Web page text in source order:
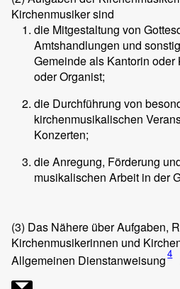
Kirchenmusiker sind
die Mitgestaltung von
Amtshandlungen und
Gemeinde als Kantorin oder
oder Organist;
die Durchführung von
kirchenmusikalischen
Konzerten;
die Anregung, Förderung
musikalischen Arbeit in der
(3) Das Nähere über Aufgaben,
Kirchenmusikerinnen und
Allgemeinen Dienstanweisung4